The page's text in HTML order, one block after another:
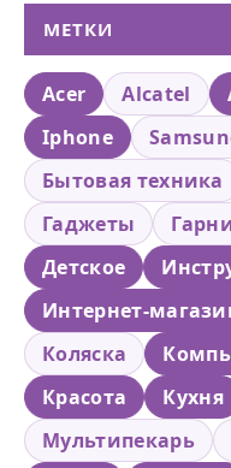
МЕТКИ
Acer Alcatel
Iphone
Бытовая техника
Гаджеты
Детское
Интернет-
Коляска
Красота
Кухня
Мультипекарь